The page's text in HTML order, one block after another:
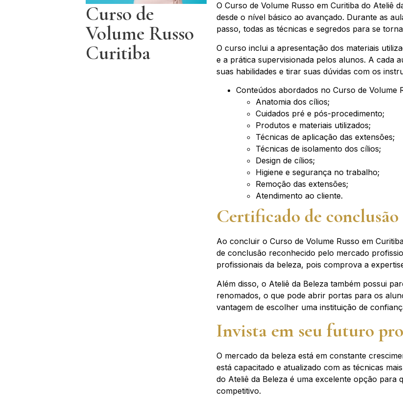
Curso de
Volume Russo
Curitiba
O Curso de Volume Russo em Curitiba do Ateliê
desde o nível básico ao avançado. Durante as
passo, todas as técnicas e segredos para se
O curso inclui a apresentação dos materiais
e a prática supervisionada pelos alunos. A cada
suas habilidades e tirar suas dúvidas com os
Conteúdos abordados no Curso de Volume
Anatomia dos cílios;
Cuidados pré e pós-procedimento;
Produtos e materiais utilizados;
Técnicas de aplicação das extensões;
Técnicas de isolamento dos cílios;
Design de cílios;
Higiene e segurança no trabalho;
Remoção das extensões;
Atendimento ao cliente.
Certificado de conclusão
Ao concluir o Curso de Volume Russo em
de conclusão reconhecido pelo mercado
profissionais da beleza, pois comprova a
Além disso, o Ateliê da Beleza também possui
renomados, o que pode abrir portas para os
vantagem de escolher uma instituição de
Invista em seu futuro
O mercado da beleza está em constante
está capacitado e atualizado com as técnicas
do Ateliê da Beleza é uma excelente opção para
competitivo.